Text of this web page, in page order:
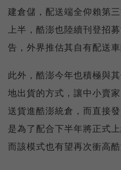
建倉儲，配送端全仰賴第
上半，酷澎也陸續刊登招
告，外界推估其自有配送車
此外，酷澎今年也積極與
地出貨的方式，讓中小賣
送貨進酷澎統倉，而直接
是為了配合下半年將正式
而該模式也有望再次衝高